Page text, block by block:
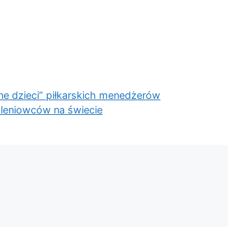
dzieci” piłkarskich menedżerów
na świecie